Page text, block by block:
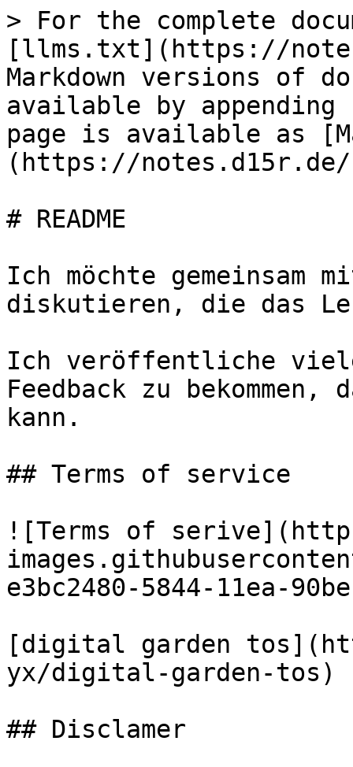
> For the complete
[llms.txt](https://
Markdown versions of
available by
page is available as
(https://notes.d15r.de/
# README
Ich möchte gemeinsam
diskutieren, die das
Ich veröffentliche
Feedback zu
kann.
## Terms of service
![Terms of
e3bc2480-5844-11ea-
[digital garden
yx/digital-garden-tos)
## Disclamer